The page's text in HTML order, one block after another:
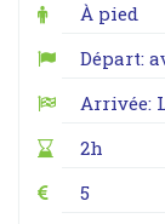
À pied
Départ:
Arrivée:
2h
5